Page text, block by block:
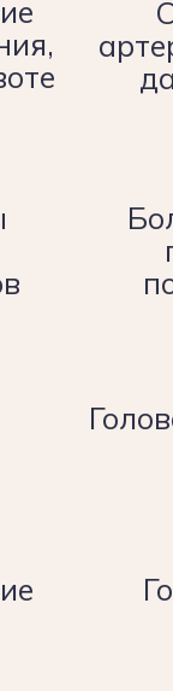
терапевт,
кафедры
терапии
6 лет